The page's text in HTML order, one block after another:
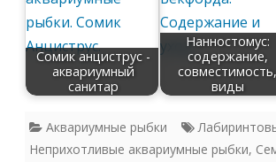
Сомик анциструс -
аквариумный
санитар
Нанностомус:
содержание,
совместимость,
виды
Аквариумные рыбки
Неприхотливые аквариумные рыбки,